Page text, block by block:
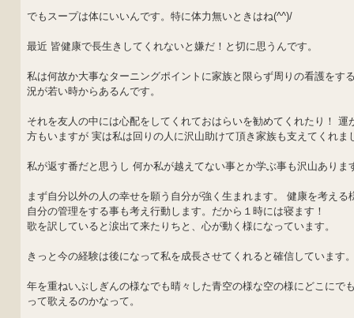
でもスープは体にいいんです。特に体力無いときはね(^^)/
最近 皆健康で長生きしてくれないと嫌だ！と切に思うんです。
私は何故か大事なターニングポイントに家族と限らず周りの看護をす
況が若い時からあるんです。
それを友人の中には心配をしてくれておはらいを勧めてくれたり！ 運
方もいますが 実は私は回りの人に沢山助けて頂き家族も支えてくれま
私が返す番だと思うし 何か私が越えてない事とか学ぶ事も沢山ありま
まず自分以外の人の幸せを願う自分が強く生まれます。 健康を考え
自分の管理をする事も考え行動します。だから１時には寝ます！
歌を訳していると涙出て来たりちと、心が動く様になっています。
きっと今の経験は後になって私を成長させてくれると確信しています
年を重ねいぶしぎんの様なでも晴々した青空の様な空の様にどこにで
って歌えるのかなって。